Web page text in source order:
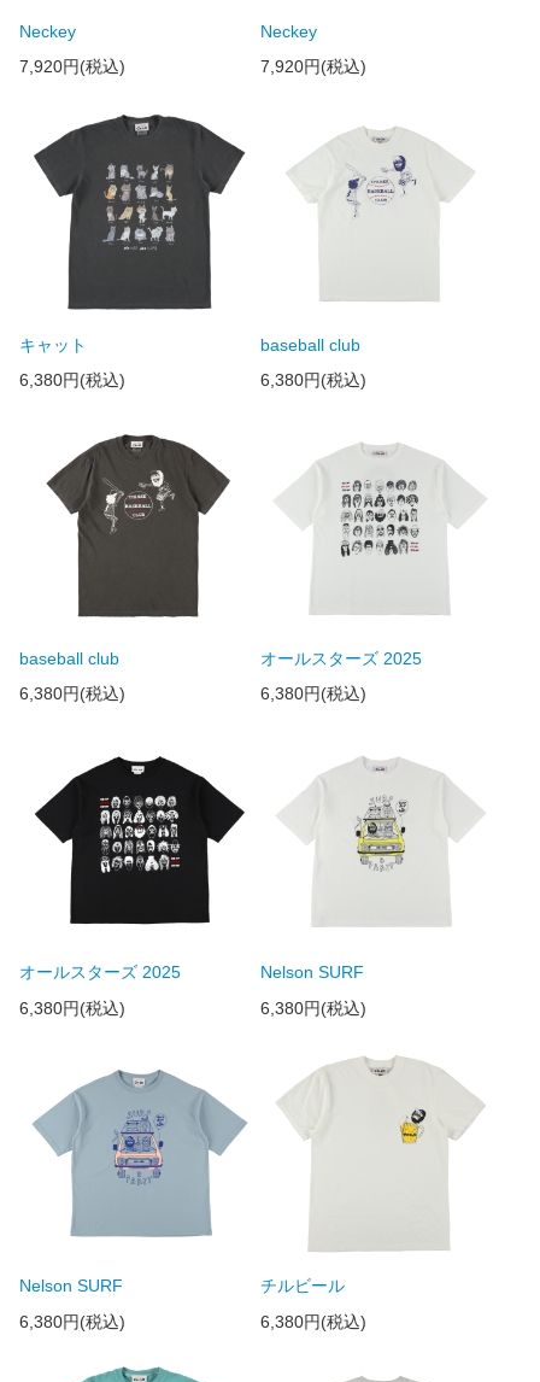
Neckey
7,920円(税込)
Neckey
7,920円(税込)
キャット
6,380円(税込)
baseball club
6,380円(税込)
baseball club
6,380円(税込)
オールスターズ 2025
6,380円(税込)
オールスターズ 2025
6,380円(税込)
Nelson SURF
6,380円(税込)
Nelson SURF
6,380円(税込)
チルビール
6,380円(税込)